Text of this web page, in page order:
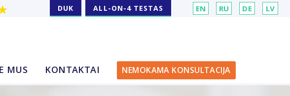
DUK ALL-ON-4 TESTAS EN RU DE LV
MUS KONTAKTAI NEMOKAMA KONSULTACIJA